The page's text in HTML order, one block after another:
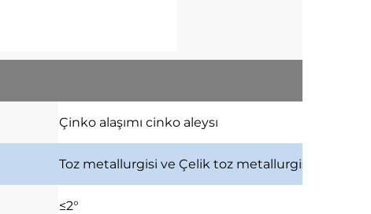
Çinko alaşımı cinko aleysı
Toz metallurgisi ve Çelik toz metallurgisi ve çelik
≤2°